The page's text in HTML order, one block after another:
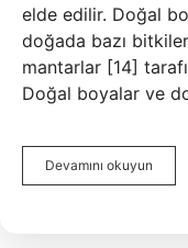
elde edilir. Doğal
doğada bazı
mantarlar [14]
Doğal boyalar ve
Devamını okuyun
Boya